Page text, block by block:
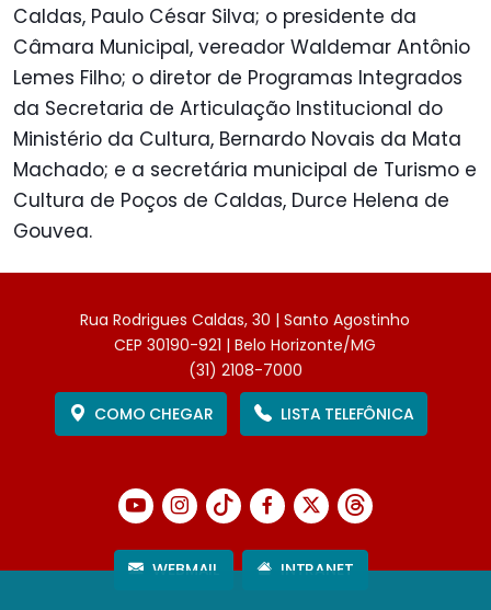
Caldas, Paulo César Silva; o presidente da
Câmara Municipal, vereador Waldemar Antônio
Lemes Filho; o diretor de Programas Integrados
da Secretaria de Articulação Institucional do
Ministério da Cultura, Bernardo Novais da Mata
Machado; e a secretária municipal de Turismo e
Cultura de Poços de Caldas, Durce Helena de
Gouvea.
Rua Rodrigues Caldas, 30 | Santo Agostinho
CEP 30190-921 | Belo Horizonte/MG
(31) 2108-7000
COMO CHEGAR
LISTA TELEFÔNICA
WEBMAIL INTRANET